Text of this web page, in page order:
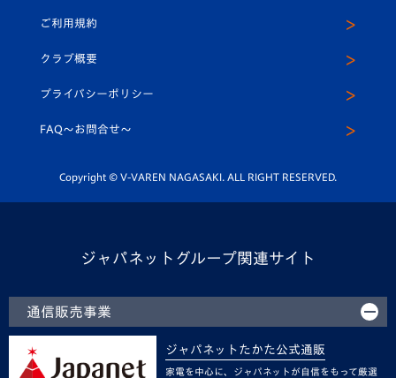
平和祈念活動
ホームタウン活動
スクール
ヴィヴィくんインスタグラム
公式LINE＠
ご利用規約
クラブ概要
プライバシーポリシー
FAQ〜お問合せ〜
Copyright © V-VAREN NAGASAKI. ALL RIGHT RESERVED.
ジャパネットグループ関連サイト
通信販売事業
ジャパネットたかた公式通販
家電を中心に、ジャパネットが自信をもって厳選